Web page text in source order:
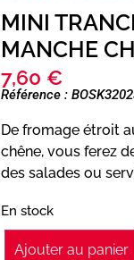
MINI
MANCHE
7,60 €
Référence :
De fromage étroit
chêne, vous ferez
des salades ou
En stock
Ajouter au panier